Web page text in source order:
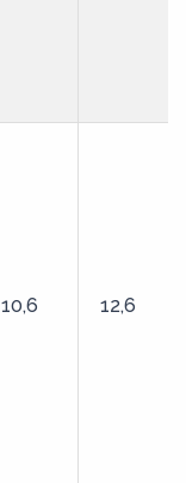
10,6 12,6